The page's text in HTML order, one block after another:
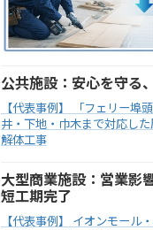
公共施設：安心を守る
【代表事例】 「フェリー埠
井・下地・巾木まで対応し
解体工事
大型商業施設：営業影
短工期完了
【代表事例】 イオンモール